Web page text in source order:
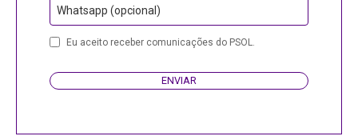
Whatsapp (opcional)
Eu aceito receber comunicações do PSOL.
ENVIAR